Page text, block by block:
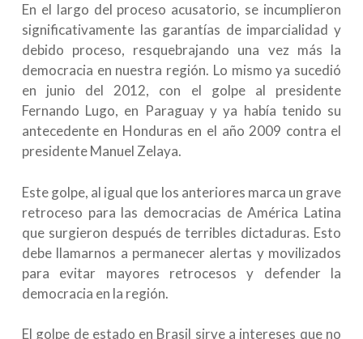
En el largo del proceso acusatorio, se incumplieron
significativamente las garantías de imparcialidad y
debido proceso, resquebrajando una vez más la
democracia en nuestra región. Lo mismo ya sucedió
en junio del 2012, con el golpe al presidente
Fernando Lugo, en Paraguay y ya había tenido su
antecedente en Honduras en el año 2009 contra el
presidente Manuel Zelaya.
Este golpe, al igual que los anteriores marca un grave
retroceso para las democracias de América Latina
que surgieron después de terribles dictaduras. Esto
debe llamarnos a permanecer alertas y movilizados
para evitar mayores retrocesos y defender la
democracia en la región.
El golpe de estado en Brasil sirve a intereses que no